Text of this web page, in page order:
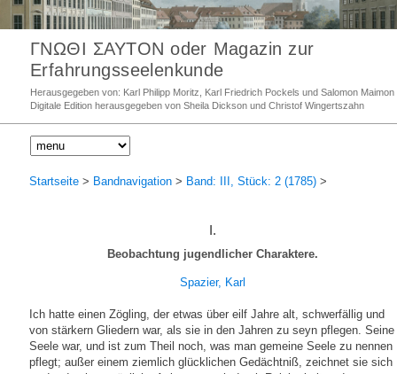
ΓΝΩΘΙ ΣΑΥΤΟΝ oder Magazin zur
Erfahrungsseelenkunde
Herausgegeben von: Karl Philipp Moritz, Karl Friedrich Pockels und Salomon Maimon
Digitale Edition herausgegeben von Sheila Dickson und Christof Wingertszahn
Startseite > Bandnavigation > Band: III, Stück: 2 (1785) >
I.
Beobachtung jugendlicher Charaktere.
Spazier, Karl
Ich hatte einen Zögling, der etwas über eilf Jahre alt, schwerfällig und
von stärkern Gliedern war, als sie in den Jahren zu seyn pflegen. Seine
Seele war, und ist zum Theil noch, was man gemeine Seele zu nennen
pflegt; außer einem ziemlich glücklichen Gedächtniß, zeichnet sie sich